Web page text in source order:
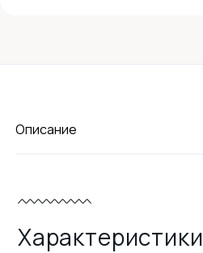
Описание
Характеристики